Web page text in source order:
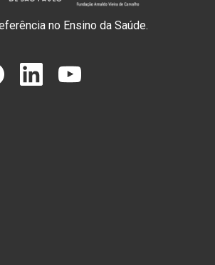
no Ensino da Saúde.